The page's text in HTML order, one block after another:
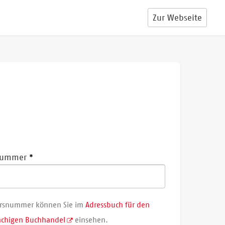
Zur Webseite
können Sie im Adressbuch für den
Buchhandel
einsehen.